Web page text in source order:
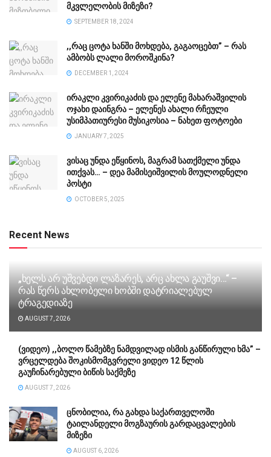
მკვლელობის მიზეზი?
SEPTEMBER 18, 2024
,,რაც ცოტა ხანში მოხდება, გაგაოცებთ” – რას
ამბობს ლალი მოროშკინა?
DECEMBER 1, 2024
ირაკლი კვირიკაძის და ელენე მახარაშვილის
ოჯახი დაინგრა – ელენეს ახალი რჩეული
უსიმპათიურესი მუსიკოსია – ნახეთ ფოტოები
JANUARY 7, 2025
ვისაც უნდა ეწყინოს, მაგრამ სათქმელი უნდა
ითქვას… – დეა მამისეიშვილის მოულოდნელი
პოსტი
OCTOBER 5, 2025
Recent News
„ხელს არ უშვებდი ლაზარეს, არც ახლა გაუშვი…“ –
რას წერს ახლობელი ხობში დატრიალებულ
ტრაგედიაზე
AUGUST 7, 2026
(ვიდეო) ,,ბოლო წამებზე ნამდვილად ისმის განწირული ხმა” –
ვრცელდება შოკისმომგვრელი ვიდეო 12 წლის
გაუჩინარებული ბიწის საქმეზე
AUGUST 7, 2026
ცნობილია, რა გახდა საქართველოში
ტაილანდელი მოგზაურის გარდაცვალების
მიზეზი
AUGUST 6, 2026